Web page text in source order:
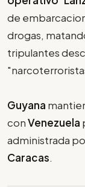
de
drogas,
tripulantes
Guyana
conVenezuela
administrada
Caracas.